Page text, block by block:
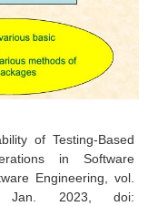
of Testing-Based
in Software
Engineering, vol.
2023, doi: